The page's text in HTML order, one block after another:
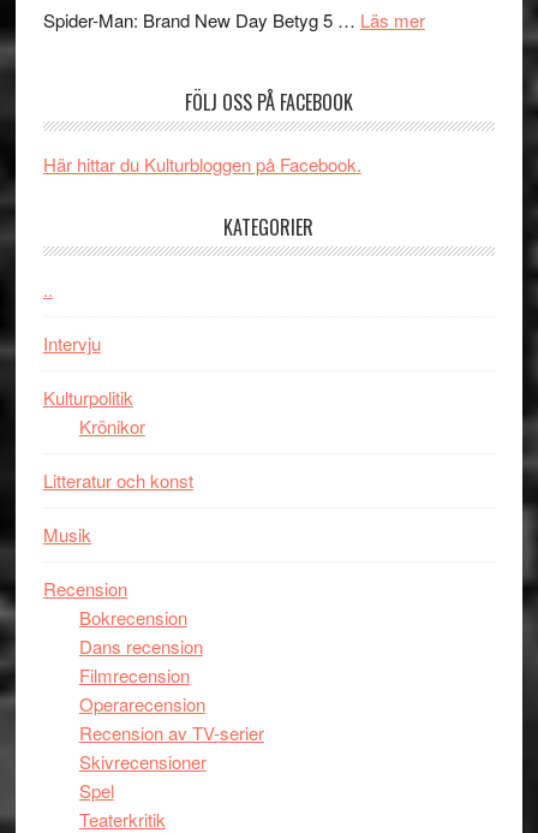
GOES
Spider-Man: Brand New Day Betyg 5 … Läs merom
Filmrecension:
Brand
kan
FÖLJ OSS PÅ FACEBOOK
Här hittar du Kulturbloggen på Facebook.
KATEGORIER
..
Intervju
Kulturpolitik
Krönikor
Litteratur och konst
Musik
Recension
Bokrecension
Dans recension
Filmrecension
Operarecension
Recension av TV-serier
Skivrecensioner
Spel
Teaterkritik